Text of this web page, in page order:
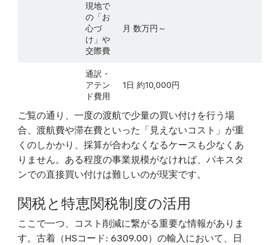
現地で
の「お
心づ
け」や
交際費
月 数万円～
通訳・
アテン
ド費用
1日 約10,000円
ご覧の通り、一度の渡航で少量の買い付けを行う場
合、渡航費や滞在費といった「見えないコスト」が重
くのしかかり、採算が合わなくなるケースも少なくあ
りません。ある程度の事業規模がなければ、パキスタ
ンでの直接買い付けは難しいのが現実です。
関税と特恵関税制度の活用
ここで一つ、コスト削減に繋がる重要な情報がありま
す。古着（HSコード: 6309.00）の輸入において、日